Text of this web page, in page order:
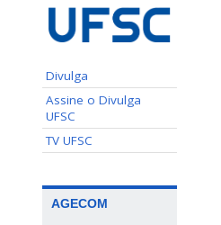
Divulga
Assine o Divulga
UFSC
TV UFSC
AGECOM